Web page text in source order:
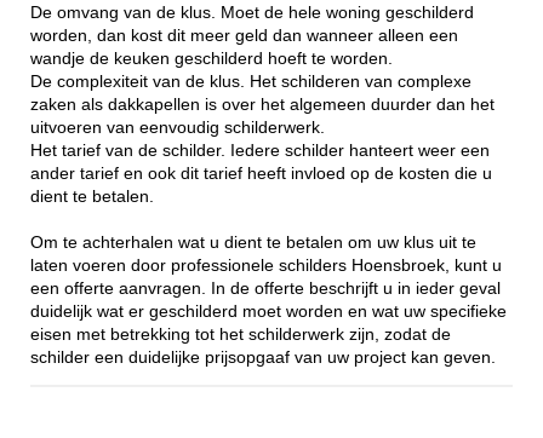
De omvang van de klus. Moet de hele woning geschilderd
worden, dan kost dit meer geld dan wanneer alleen een
wandje de keuken geschilderd hoeft te worden.
De complexiteit van de klus. Het schilderen van complexe
zaken als dakkapellen is over het algemeen duurder dan het
uitvoeren van eenvoudig schilderwerk.
Het tarief van de schilder. Iedere schilder hanteert weer een
ander tarief en ook dit tarief heeft invloed op de kosten die u
dient te betalen.
Om te achterhalen wat u dient te betalen om uw klus uit te
laten voeren door professionele schilders Hoensbroek, kunt u
een offerte aanvragen. In de offerte beschrijft u in ieder geval
duidelijk wat er geschilderd moet worden en wat uw specifieke
eisen met betrekking tot het schilderwerk zijn, zodat de
schilder een duidelijke prijsopgaaf van uw project kan geven.